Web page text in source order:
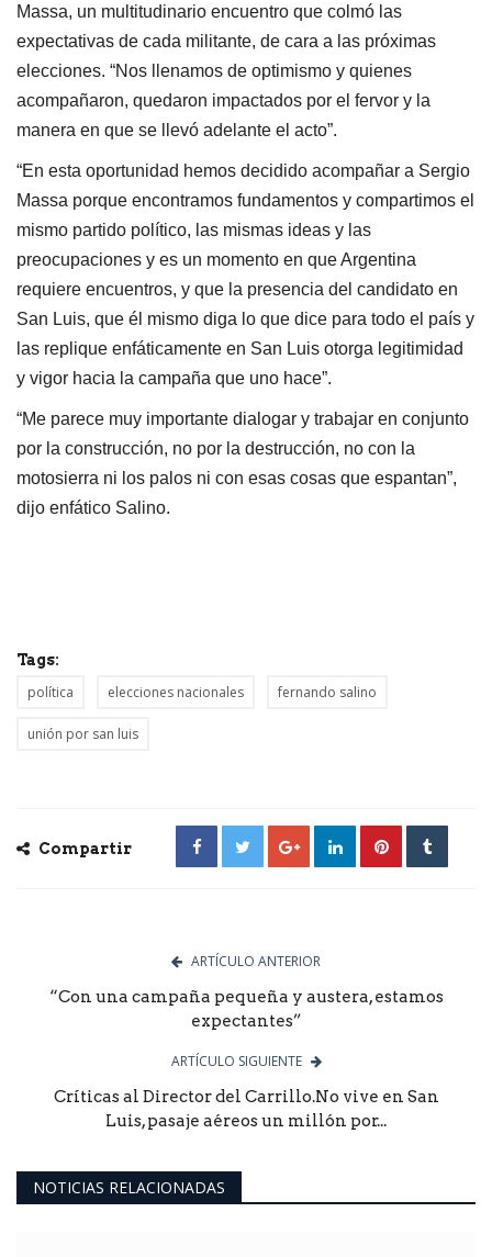
Massa, un multitudinario encuentro que colmó las
expectativas de cada militante, de cara a las próximas
elecciones. “Nos llenamos de optimismo y quienes
acompañaron, quedaron impactados por el fervor y la
manera en que se llevó adelante el acto”.
“En esta oportunidad hemos decidido acompañar a Sergio
Massa porque encontramos fundamentos y compartimos el
mismo partido político, las mismas ideas y las
preocupaciones y es un momento en que Argentina
requiere encuentros, y que la presencia del candidato en
San Luis, que él mismo diga lo que dice para todo el país y
las replique enfáticamente en San Luis otorga legitimidad
y vigor hacia la campaña que uno hace”.
“Me parece muy importante dialogar y trabajar en conjunto
por la construcción, no por la destrucción, no con la
motosierra ni los palos ni con esas cosas que espantan”,
dijo enfático Salino.
Tags:
política elecciones nacionales fernando salino
unión por san luis
Compartir
ARTÍCULO ANTERIOR
“Con una campaña pequeña y austera, estamos
expectantes”
ARTÍCULO SIGUIENTE
Críticas al Director del Carrillo.No vive en San
Luis, pasaje aéreos un millón por...
NOTICIAS RELACIONADAS